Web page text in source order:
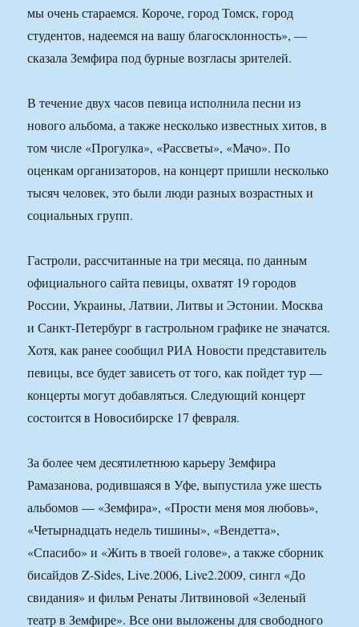
мы очень стараемся. Короче, город Томск, город
студентов, надеемся на вашу благосклонность», —
сказала Земфира под бурные возгласы зрителей.
В течение двух часов певица исполнила песни из
нового альбома, а также несколько известных хитов, в
том числе «Прогулка», «Рассветы», «Мачо». По
оценкам организаторов, на концерт пришли несколько
тысяч человек, это были люди разных возрастных и
социальных групп.
Гастроли, рассчитанные на три месяца, по данным
официального сайта певицы, охватят 19 городов
России, Украины, Латвии, Литвы и Эстонии. Москва
и Санкт-Петербург в гастрольном графике не значатся.
Хотя, как ранее сообщил РИА Новости представитель
певицы, все будет зависеть от того, как пойдет тур —
концерты могут добавляться. Следующий концерт
состоится в Новосибирске 17 февраля.
За более чем десятилетнюю карьеру Земфира
Рамазанова, родившаяся в Уфе, выпустила уже шесть
альбомов — «Земфира», «Прости меня моя любовь»,
«Четырнадцать недель тишины», «Вендетта»,
«Спасибо» и «Жить в твоей голове», а также сборник
бисайдов Z-Sides, Live.2006, Live2.2009, сингл «До
свидания» и фильм Ренаты Литвиновой «Зеленый
театр в Земфире». Все они выложены для свободного